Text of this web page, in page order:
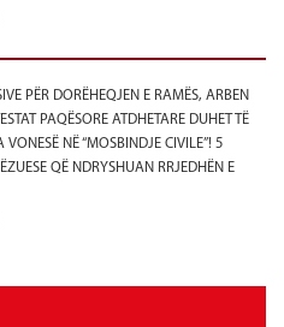
PËR DORËHEQJEN E RAMËS, ARBEN
PAQËSORE ATDHETARE DUHET TË
VONESË NË “MOSBINDJE CIVILE”! 5
QË NDRYSHUAN RRJEDHËN E